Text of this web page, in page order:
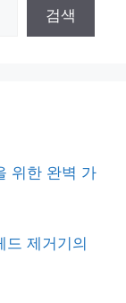
검색
위한 완벽 가
드 제거기의